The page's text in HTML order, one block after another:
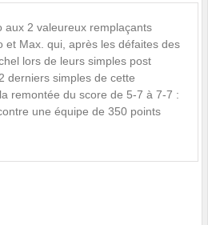
aux 2 valeureux remplaçants
et Max. qui, après les défaites des
lors de leurs simples post
derniers simples de cette
remontée du score de 5-7 à 7-7 :
une équipe de 350 points